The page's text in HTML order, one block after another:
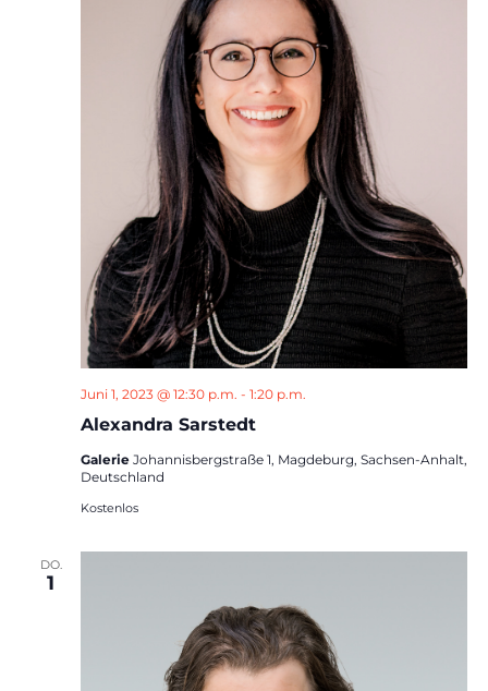
Alexandra Sarstedt
Juni 1, 2023 @ 12:30 p.m. - 1:20 p.m.
Galerie Johannisbergstraße 1, Magdeburg, Sachsen-Anhalt,
Deutschland
Kostenlos
DO.
1